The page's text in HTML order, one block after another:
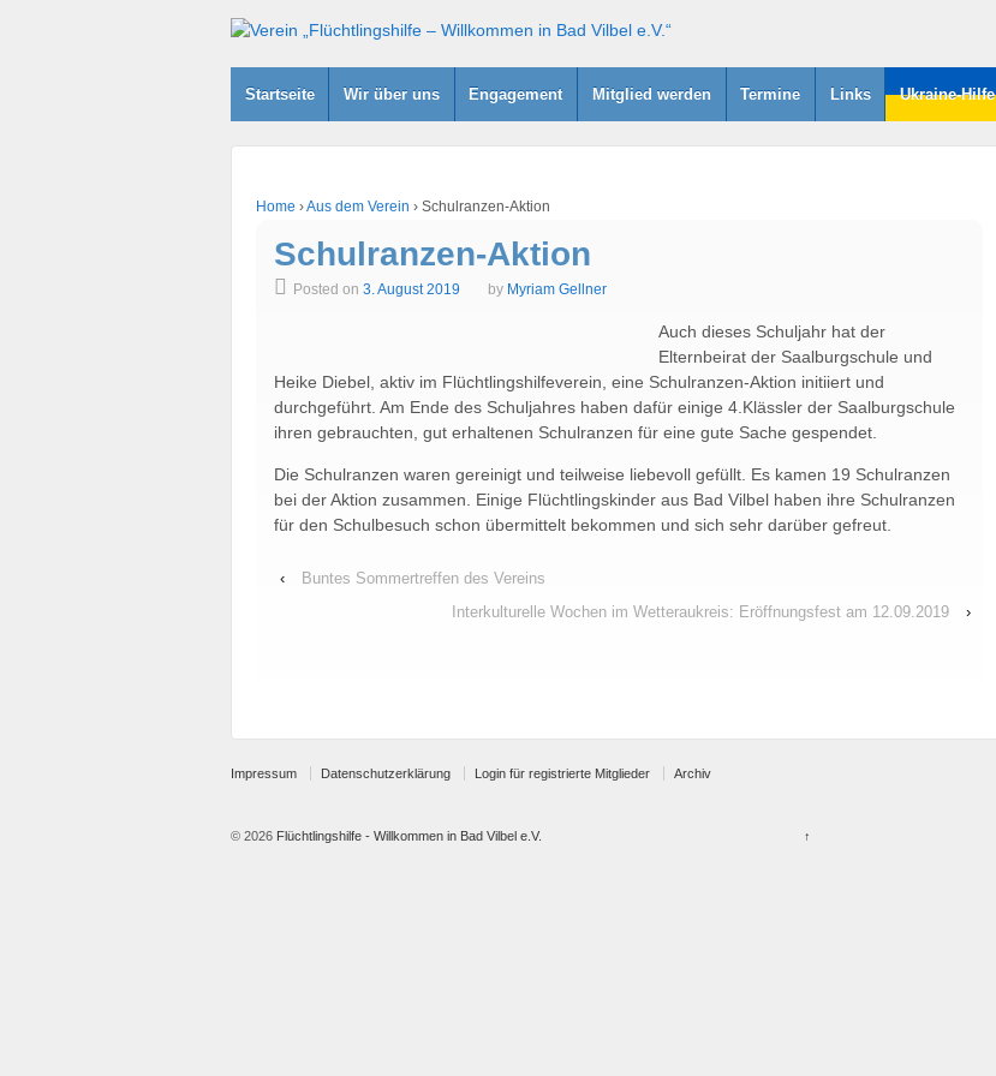
Startseite Wir über uns Engagement Mitglied werden Termine Links Ukraine-Hilfe
Home ›Aus dem Verein › Schulranzen-Aktion
Schulranzen-Aktion
Posted on 3. August 2019 by Myriam Gellner
Auch dieses Schuljahr hat der
Elternbeirat der Saalburgschule und
Heike Diebel, aktiv im Flüchtlingshilfeverein, eine Schulranzen-Aktion initiiert und
durchgeführt. Am Ende des Schuljahres haben dafür einige 4.Klässler der Saalburgschule
ihren gebrauchten, gut erhaltenen Schulranzen für eine gute Sache gespendet.
Die Schulranzen waren gereinigt und teilweise liebevoll gefüllt. Es kamen 19 Schulranzen
bei der Aktion zusammen. Einige Flüchtlingskinder aus Bad Vilbel haben ihre Schulranzen
für den Schulbesuch schon übermittelt bekommen und sich sehr darüber gefreut.
‹
Buntes Sommertreffen des Vereins
Interkulturelle Wochen im Wetteraukreis: Eröffnungsfest am 12.09.2019
›
Impressum Datenschutzerklärung Login für registrierte Mitglieder Archiv
© 2026 Flüchtlingshilfe - Willkommen in Bad Vilbel e.V. ↑